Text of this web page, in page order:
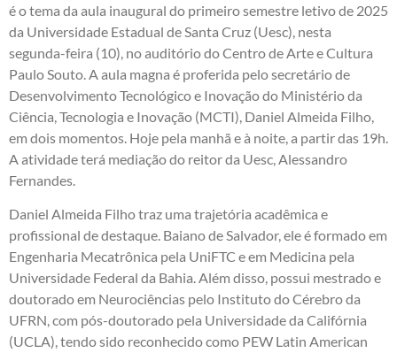
é o tema da aula inaugural do primeiro semestre letivo de 2025
da Universidade Estadual de Santa Cruz (Uesc), nesta
segunda-feira (10), no auditório do Centro de Arte e Cultura
Paulo Souto. A aula magna é proferida pelo secretário de
Desenvolvimento Tecnológico e Inovação do Ministério da
Ciência, Tecnologia e Inovação (MCTI), Daniel Almeida Filho,
em dois momentos. Hoje pela manhã e à noite, a partir das 19h.
A atividade terá mediação do reitor da Uesc, Alessandro
Fernandes.
Daniel Almeida Filho traz uma trajetória acadêmica e
profissional de destaque. Baiano de Salvador, ele é formado em
Engenharia Mecatrônica pela UniFTC e em Medicina pela
Universidade Federal da Bahia. Além disso, possui mestrado e
doutorado em Neurociências pelo Instituto do Cérebro da
UFRN, com pós-doutorado pela Universidade da Califórnia
(UCLA), tendo sido reconhecido como PEW Latin American